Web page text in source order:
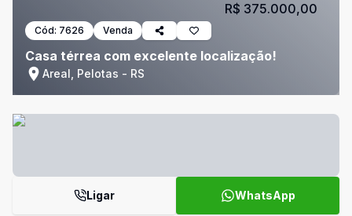
Cód: 7626 Venda
Casa térrea com excelente localização!
Areal, Pelotas - RS
R$ 375.000,00
Ligar WhatsApp